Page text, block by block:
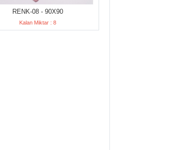
RENK-08 - 90X90
Kalan Miktar : 8